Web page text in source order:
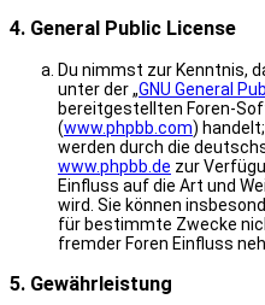
4. General Public License
Du nimmst zur Kenntnis,
unter der „GNU General
bereitgestellten Foren-
(www.phpbb.com)
werden durch die
www.phpbb.de zur
Einfluss auf die Art und
wird. Sie können
für bestimmte Zwecke
fremder Foren Einfluss
5. Gewährleistung